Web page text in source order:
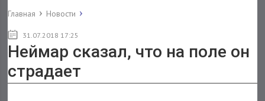
Главная Новости
31.07.2018 17:25
Неймар сказал, что на поле он
страдает